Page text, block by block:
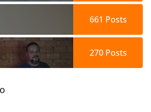
661 Posts
270Posts